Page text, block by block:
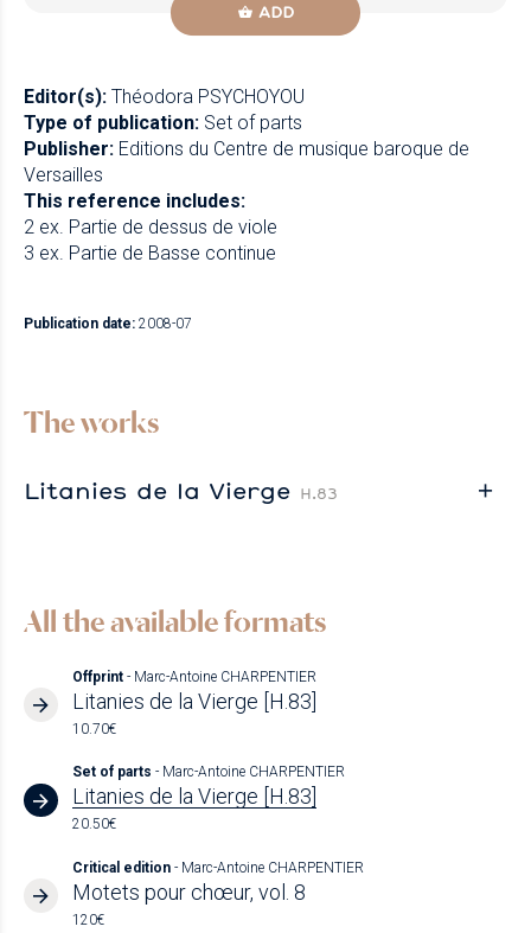
ADD
Editor(s): Théodora PSYCHOYOU
Type of publication: Set of parts
Publisher: Editions du Centre de musique baroque de
Versailles
This reference includes:
2 ex. Partie de dessus de viole
3 ex. Partie de Basse continue
Publication date: 2008-07
The works
Litanies de la Vierge H.83
All the available formats
Offprint - Marc-Antoine CHARPENTIER
Litanies de la Vierge [H.83]
10.70€
Set of parts - Marc-Antoine CHARPENTIER
Litanies de la Vierge [H.83]
20.50€
Critical edition - Marc-Antoine CHARPENTIER
Motets pour chœur, vol. 8
120€